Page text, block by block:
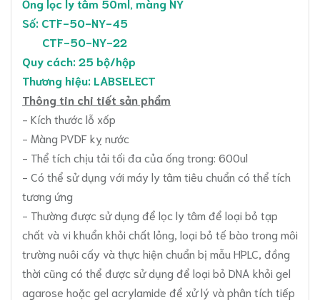
Số: CTF-50-NY-45
CTF-50-NY-22
Quy cách: 25 bộ/hộp
Thương hiệu: LABSELECT
Thông tin chi tiết sản phẩm
- Kích thước lỗ xốp
- Màng PVDF kỵ nước
- Thể tích chịu tải tối đa của ống trong: 600ul
- Có thể sử dụng với máy ly tâm tiêu chuẩn có thể tích
tương ứng
- Thường được sử dụng để lọc ly tâm để loại bỏ tạp
chất và vi khuẩn khỏi chất lỏng, loại bỏ tế bào trong môi
trường nuôi cấy và thực hiện chuẩn bị mẫu HPLC, đồng
thời cũng có thể được sử dụng để loại bỏ DNA khỏi gel
agarose hoặc gel acrylamide để xử lý và phân tích tiếp